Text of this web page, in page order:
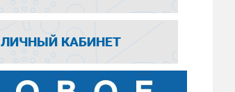
ЛИЧНЫЙ КАБИНЕТ